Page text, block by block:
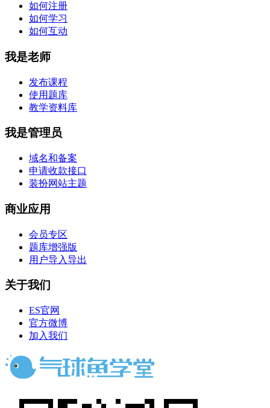
如何注册
如何学习
如何互动
我是老师
发布课程
使用题库
教学资料库
我是管理员
域名和备案
申请收款接口
装扮网站主题
商业应用
会员专区
题库增强版
用户导入导出
关于我们
ES官网
官方微博
加入我们